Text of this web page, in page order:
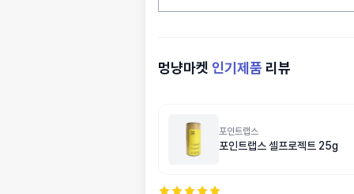
멍냥마켓 인기제품 리뷰
포인트랩스
포인트랩스 셀프로젝트 25g